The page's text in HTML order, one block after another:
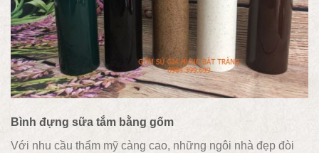
Bình đựng sữa tắm bằng gốm
Với nhu cầu thẩm mỹ càng cao, những ngôi nhà đẹp đòi